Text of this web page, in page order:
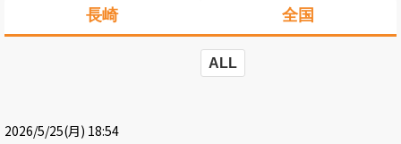
長崎 全国
ALL
2026/5/25(月) 18:54